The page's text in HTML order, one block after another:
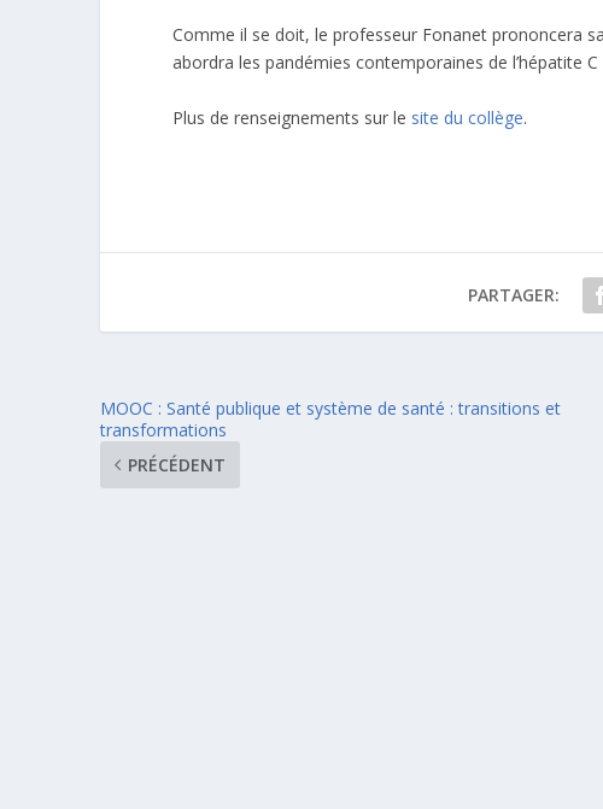
Comme il se doit, le professeur Fonanet prononcera
abordra les pandémies contemporaines de l’hépatite C
Plus de renseignements sur le site du collège.
PARTAGER:
MOOC : Santé publique et système de santé : transitions et
transformations
PRÉCÉDENT